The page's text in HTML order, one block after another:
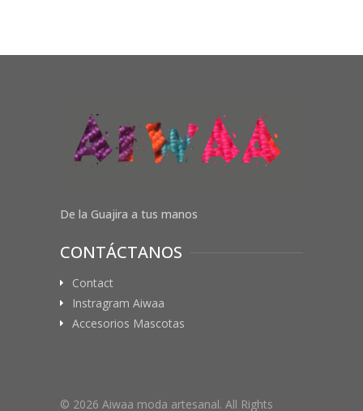
De la Guajira a tus manos
CONTÁCTANOS
Contact
Instragram Aiwaa
Accesorios Mascotas
© 2026 Aiwaa moda artesanal. All Rights